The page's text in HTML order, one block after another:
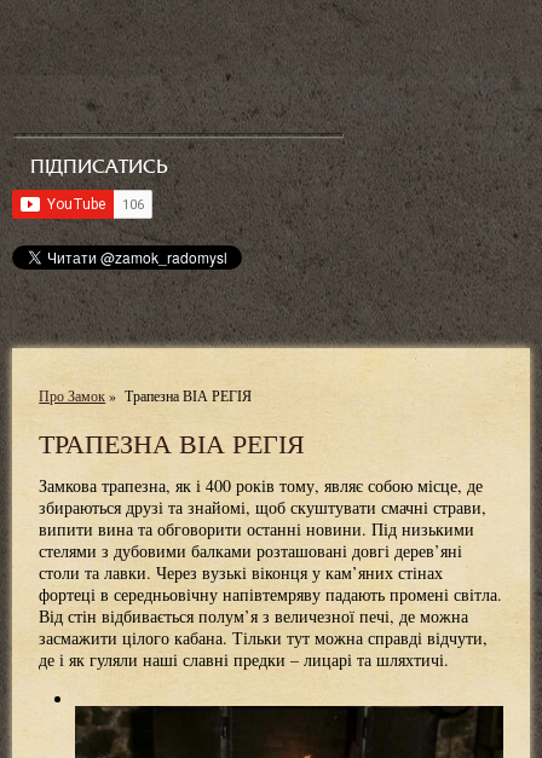
ПІДПИСАТИСЬ
Про Замок » Трапезна ВІА РЕГІЯ
ТРАПЕЗНА ВІА РЕГІЯ
Замкова трапезна, як і 400 років тому, являє собою місце, де
збираються друзі та знайомі, щоб скуштувати смачні страви,
випити вина та обговорити останні новини. Під низькими
стелями з дубовими балками розташовані довгі дерев’яні
столи та лавки. Через вузькі віконця у кам’яних стінах
фортеці в середньовічну напівтемряву падають промені світла.
Від стін відбивається полум’я з величезної печі, де можна
засмажити цілого кабана. Тільки тут можна справді відчути,
де і як гуляли наші славні предки – лицарі та шляхтичі.